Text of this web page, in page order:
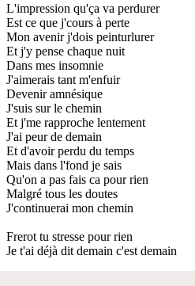
L'impression qu'ça va perdurer
Est ce que j'cours à perte
Mon avenir j'dois peinturlurer
Et j'y pense chaque nuit
Dans mes insomnie
J'aimerais tant m'enfuir
Devenir amnésique
J'suis sur le chemin
Et j'me rapproche lentement
J'ai peur de demain
Et d'avoir perdu du temps
Mais dans l'fond je sais
Qu'on a pas fais ca pour rien
Malgré tous les doutes
J'continuerai mon chemin
Frerot tu stresse pour rien
Je t'ai déjà dit demain c'est demain